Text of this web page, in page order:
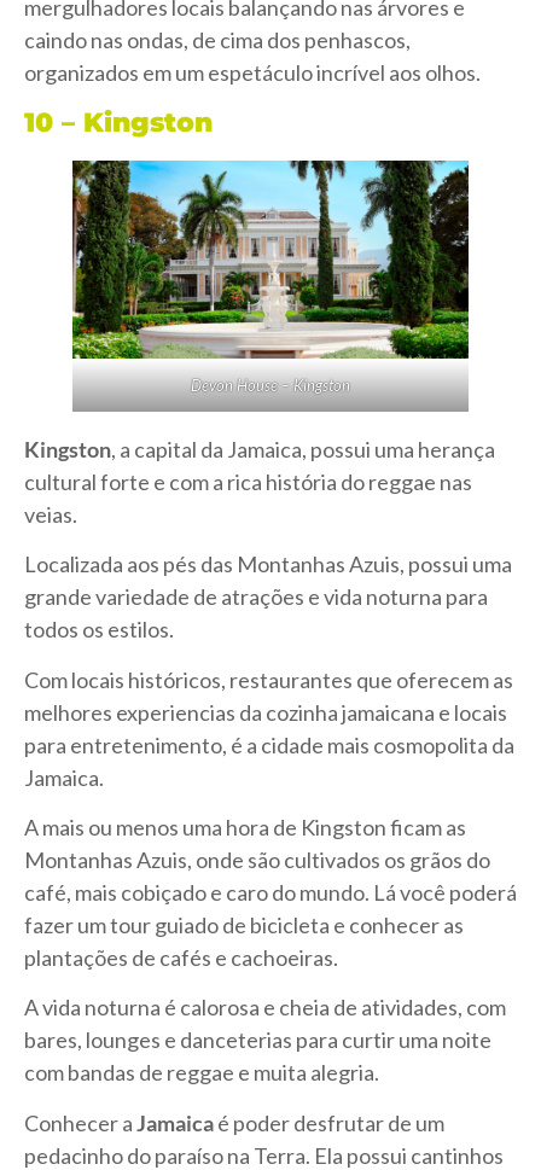
mergulhadores locais balançando nas árvores e
caindo nas ondas, de cima dos penhascos,
organizados em um espetáculo incrível aos olhos.
10 – Kingston
Devon House – Kingston
Kingston, a capital da Jamaica, possui uma herança
cultural forte e com a rica história do reggae nas
veias.
Localizada aos pés das Montanhas Azuis, possui uma
grande variedade de atrações e vida noturna para
todos os estilos.
Com locais históricos, restaurantes que oferecem as
melhores experiencias da cozinha jamaicana e locais
para entretenimento, é a cidade mais cosmopolita da
Jamaica.
A mais ou menos uma hora de Kingston ficam as
Montanhas Azuis, onde são cultivados os grãos do
café, mais cobiçado e caro do mundo. Lá você poderá
fazer um tour guiado de bicicleta e conhecer as
plantações de cafés e cachoeiras.
A vida noturna é calorosa e cheia de atividades, com
bares, lounges e danceterias para curtir uma noite
com bandas de reggae e muita alegria.
Conhecer aJamaicaé poder desfrutar de um
pedacinho do paraíso na Terra. Ela possui cantinhos